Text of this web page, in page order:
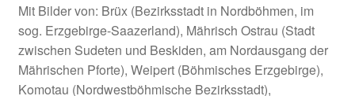
Mit Bilder von: Brüx (Bezirksstadt in Nordböhmen, im
sog. Erzgebirge-Saazerland), Mährisch Ostrau (Stadt
zwischen Sudeten und Beskiden, am Nordausgang der
Mährischen Pforte), Weipert (Böhmisches Erzgebirge),
Komotau (Nordwestböhmische Bezirksstadt),